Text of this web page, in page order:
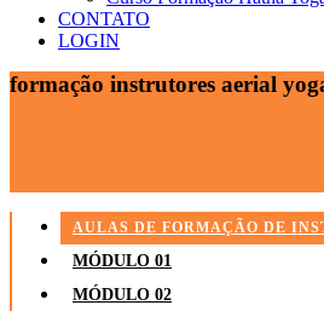
CONTATO
LOGIN
formação instrutores aerial
AULAS DE FORMAÇÃO DE
MÓDULO 01
MÓDULO 02